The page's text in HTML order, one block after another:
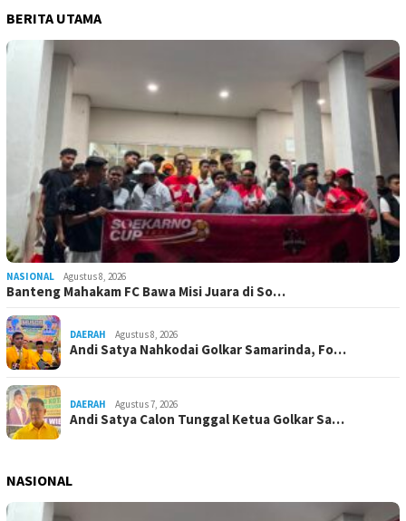
BERITA UTAMA
NASIONAL Agustus 8, 2026
Banteng Mahakam FC Bawa Misi Juara di So…
DAERAH Agustus 8, 2026
Andi Satya Nahkodai Golkar Samarinda, Fo…
DAERAH Agustus 7, 2026
Andi Satya Calon Tunggal Ketua Golkar Sa…
NASIONAL